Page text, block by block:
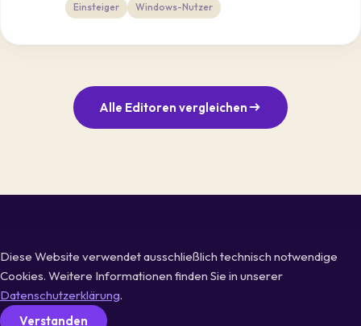
Einsteiger
Windows-Nutzer
Alle Editoren vergleichen
super html
HTML-Editoren & Web-Tools im Vergleich
ImpressumDatenschutz
© 2026 superhtml.de
Diese Website verwendet ausschließlich technisch notwendige
Cookies. Weitere Informationen finden Sie in unserer
Datenschutzerklärung.
Verstanden